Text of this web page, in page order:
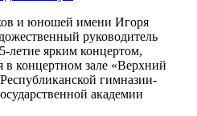
и юношей имени Игоря
руководитель
летие ярким концертом,
в концертном зале «Верхний
гимназии-
академии